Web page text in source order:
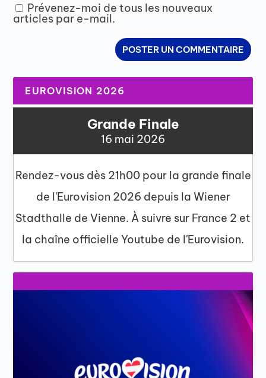
Prévenez-moi de tous les nouveaux
articles par e-mail.
EUROVISION 2026
Grande Finale
16 mai 2026
Rendez-vous dès 21h00 pour la grande finale
de l'Eurovision 2026 depuis la Wiener
Stadthalle de Vienne. À suivre sur France 2 et
la chaîne officielle Youtube de l'Eurovision.